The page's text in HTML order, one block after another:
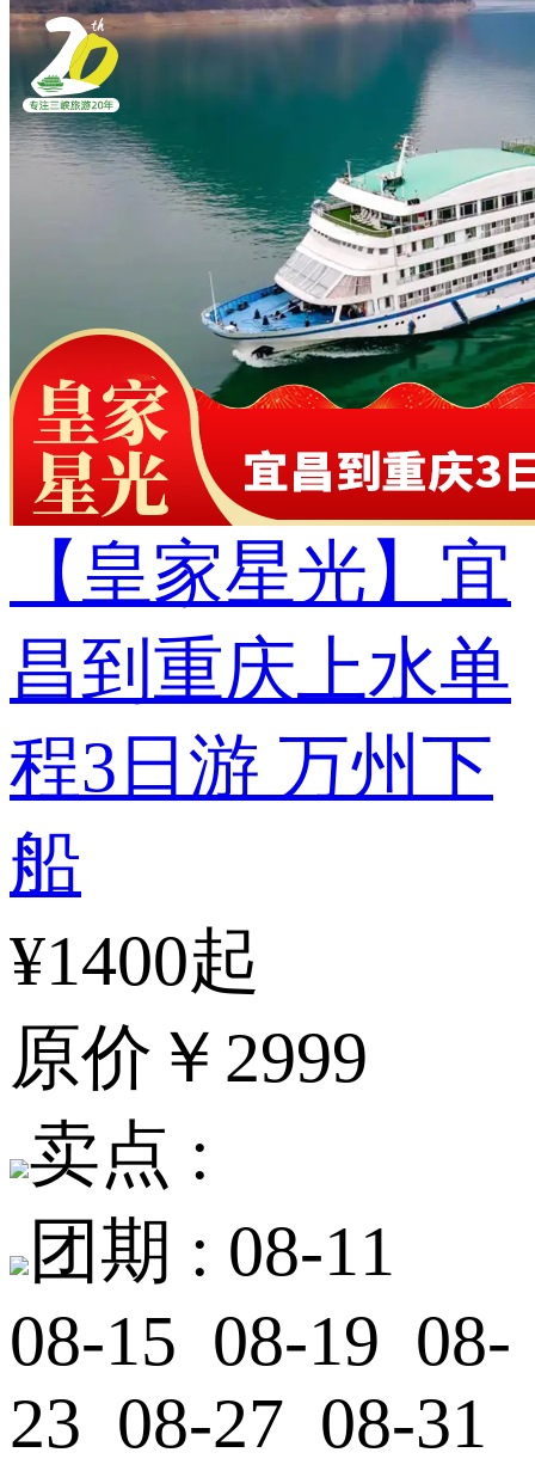
【皇家星光】宜
昌到重庆上水单
程3日游 万州下
船
¥1400起
原价 ￥2999
卖点 :
团期 : 08-11
08-15 08-19 08-
23 08-27 08-31